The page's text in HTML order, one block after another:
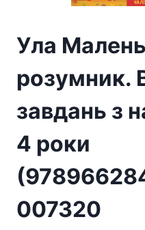
Ула
розумник.
завдань з
4 роки
007320